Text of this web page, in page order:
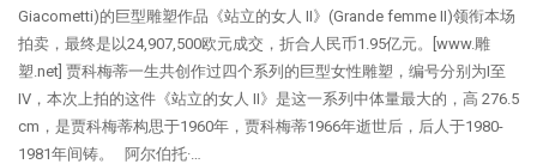
Giacometti)的巨型雕塑作品《站立的女人 II》(Grande femme II)领衔本场
拍卖，最终是以24,907,500欧元成交，折合人民币1.95亿元。[www.雕
塑.net] 贾科梅蒂一生共创作过四个系列的巨型女性雕塑，编号分别为I至
IV，本次上拍的这件《站立的女人 II》是这一系列中体量最大的，高 276.5
cm，是贾科梅蒂构思于1960年，贾科梅蒂1966年逝世后，后人于1980-
1981年间铸。 阿尔伯托·…